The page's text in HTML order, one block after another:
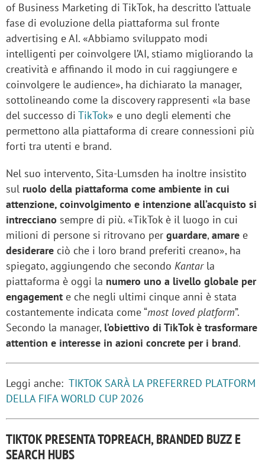
of Business Marketing di TikTok, ha descritto l’attuale
fase di evoluzione della piattaforma sul fronte
advertising e AI. «Abbiamo sviluppato modi
intelligenti per coinvolgere l’AI, stiamo migliorando la
creatività e affinando il modo in cui raggiungere e
coinvolgere le audience», ha dichiarato la manager,
sottolineando come la discovery rappresenti «la base
del successo di TikTok» e uno degli elementi che
permettono alla piattaforma di creare connessioni più
forti tra utenti e brand.
Nel suo intervento, Sita-Lumsden ha inoltre insistito
sul ruolo della piattaforma come ambiente in cui
attenzione, coinvolgimento e intenzione all’acquisto si
intrecciano sempre di più. «TikTok è il luogo in cui
milioni di persone si ritrovano per guardare,amare e
desiderare ciò che i loro brand preferiti creano», ha
spiegato, aggiungendo che secondo Kantarla
piattaforma è oggi la numero uno a livello globale per
engagement e che negli ultimi cinque anni è stata
costantemente indicata come “most loved platform”.
Secondo la manager, l’obiettivo di TikTok è trasformare
attention e interesse in azioni concrete per i brand.
Leggi anche: TIKTOK SARÀ LA PREFERRED PLATFORM
DELLA FIFA WORLD CUP 2026
TIKTOK PRESENTA TOPREACH, BRANDED BUZZ E
SEARCH HUBS